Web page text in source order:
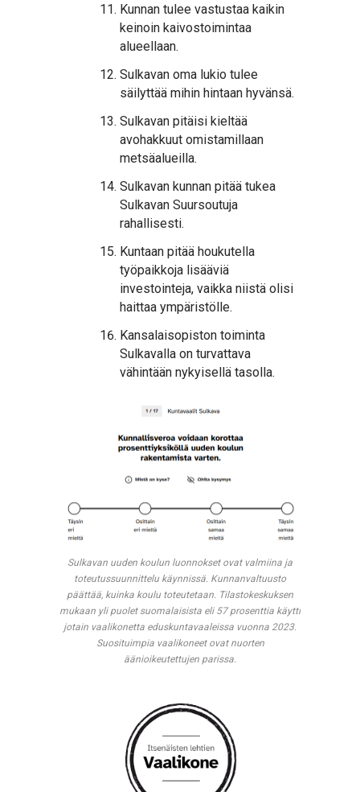
Kunnan tulee vastustaa kaikin
keinoin kaivostoimintaa
alueellaan.
Sulkavan oma lukio tulee
säilyttää mihin hintaan hyvänsä.
Sulkavan pitäisi kieltää
avohakkuut omistamillaan
metsäalueilla.
Sulkavan kunnan pitää tukea
Sulkavan Suursoutuja
rahallisesti.
Kuntaan pitää houkutella
työpaikkoja lisääviä
investointeja, vaikka niistä olisi
haittaa ympäristölle.
Kansalaisopiston toiminta
Sulkavalla on turvattava
vähintään nykyisellä tasolla.
Sulkavan uuden koulun luonnokset ovat valmiina ja
toteutussuunnittelu käynnissä. Kunnanvaltuusto
päättää, kuinka koulu toteutetaan. Tilastokeskuksen
mukaan yli puolet suomalaisista eli 57 prosenttia käytti
jotain vaalikonetta eduskuntavaaleissa vuonna 2023.
Suosituimpia vaalikoneet ovat nuorten
äänioikeutettujen parissa.